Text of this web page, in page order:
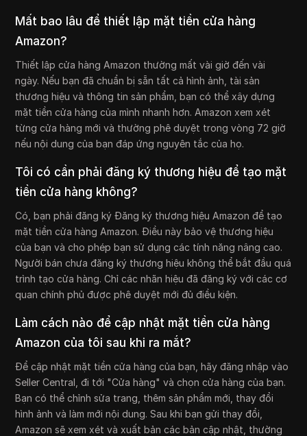
Mất bao lâu để thiết lập mặt tiền cửa hàng
Amazon?
Thiết lập cửa hàng Amazon thường mất vài giờ đến vài
ngày. Nếu bạn đã chuẩn bị sẵn tất cả hình ảnh, tài sản
thương hiệu và thông tin sản phẩm, bạn có thể xây dựng
mặt tiền cửa hàng của mình nhanh hơn. Amazon xem xét
từng cửa hàng mới và thường phê duyệt trong vòng 72 giờ
nếu nội dung của bạn đáp ứng nguyên tắc của họ.
Tôi có cần phải đăng ký thương hiệu để tạo mặt
tiền cửa hàng không?
Có, bạn phải đăng ký Đăng ký thương hiệu Amazon để tạo
mặt tiền cửa hàng Amazon. Điều này bảo vệ thương hiệu
của bạn và cho phép bạn sử dụng các tính năng nâng cao.
Người bán chưa đăng ký thương hiệu không thể bắt đầu quá
trình tạo cửa hàng. Chỉ các nhãn hiệu đã đăng ký với các cơ
quan chính phủ được phê duyệt mới đủ điều kiện.
Làm cách nào để cập nhật mặt tiền cửa hàng
Amazon của tôi sau khi ra mắt?
Để cập nhật mặt tiền cửa hàng của bạn, hãy đăng nhập vào
Seller Central, đi tới "Cửa hàng" và chọn cửa hàng của bạn.
Bạn có thể chỉnh sửa trang, thêm sản phẩm mới, thay đổi
hình ảnh và làm mới nội dung. Sau khi bạn gửi thay đổi,
Amazon sẽ xem xét và xuất bản các bản cập nhật, thường